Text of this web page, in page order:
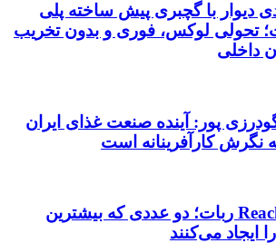
دیوار با گچبری پیش ساخته پلی
تحولی لوکس، فوری و بدون تخریب
داخلی
پور: آینده صنعت غذای ایران
نگرش کارآفرینانه است
Payload و Reach ربات؛ دو عددی که بیشترین
ایجاد می‌کنند